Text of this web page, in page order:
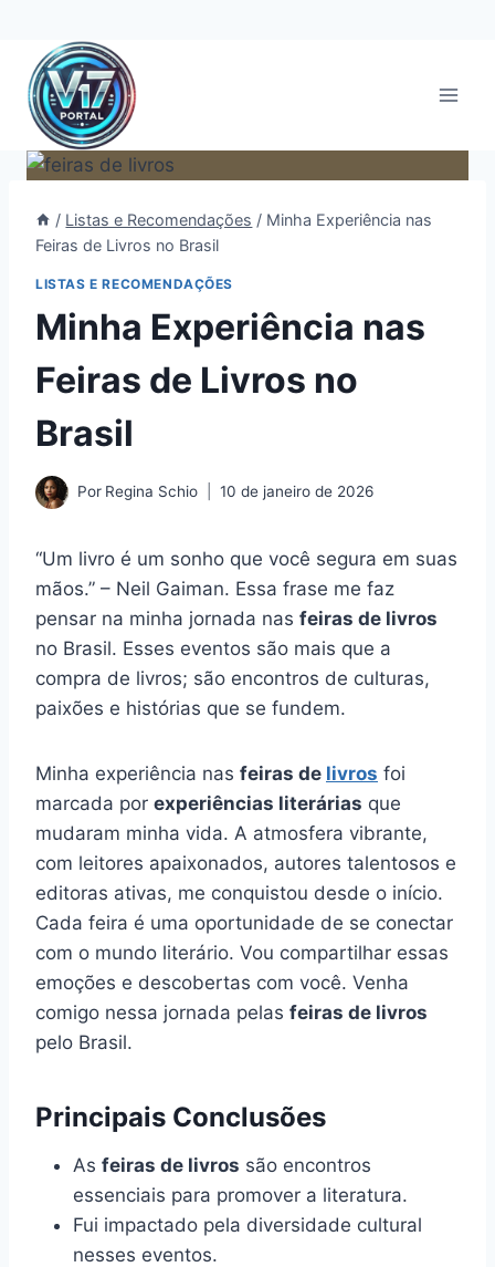
Pular
para
Conteúdo
/ Listas e Recomendações / Minha Experiência nas
Feiras de Livros no Brasil
LISTAS E RECOMENDAÇÕES
Minha Experiência nas
Feiras de Livros no
Brasil
Por Regina Schio 10 de janeiro de 2026
“Um livro é um sonho que você segura em suas
mãos.” – Neil Gaiman. Essa frase me faz
pensar na minha jornada nas feiras de livros
no Brasil. Esses eventos são mais que a
compra de livros; são encontros de culturas,
paixões e histórias que se fundem.
Minha experiência nas feiras de livros foi
marcada por experiências literárias que
mudaram minha vida. A atmosfera vibrante,
com leitores apaixonados, autores talentosos e
editoras ativas, me conquistou desde o início.
Cada feira é uma oportunidade de se conectar
com o mundo literário. Vou compartilhar essas
emoções e descobertas com você. Venha
comigo nessa jornada pelas feiras de livros
pelo Brasil.
Principais Conclusões
As feiras de livros são encontros
essenciais para promover a literatura.
Fui impactado pela diversidade cultural
nesses eventos.